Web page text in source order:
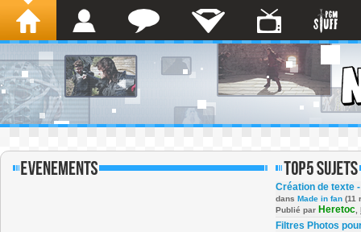
Création de texte
dans Made in fan (11
Publié par Heretoc
Filtres Photos